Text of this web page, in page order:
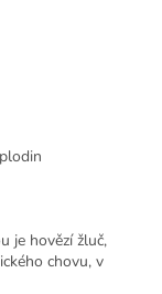
je hovězí žluč,
chovu, v